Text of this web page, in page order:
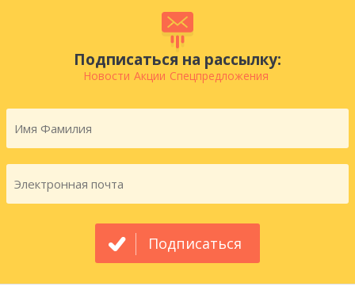
Подписаться на рассылку:
Новости Акции Спецпредложения
Подписаться